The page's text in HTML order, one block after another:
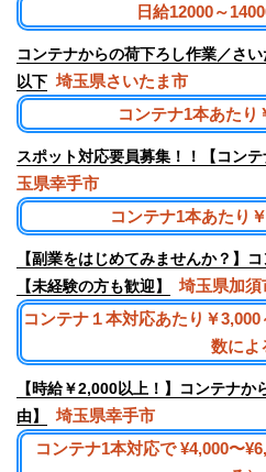
日給12000～
コンテナからの荷下ろし作業／さ
以下 埼玉県さいたま市
コンテナ1本あたり
スポット対応要員募集！！【コン
玉県幸手市
コンテナ1本あたり
【副業をはじめてみませんか？】
【未経験の方も歓迎】
埼玉県加須
コンテナ１本対応あたり￥
数によ
【時給￥2,000以上！】コンテナ
由】
埼玉県幸手市
コンテナ1本対応で ¥4,000〜